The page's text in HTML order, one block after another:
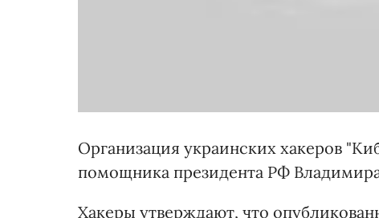
Организация украинских хакеров
помощника президента РФ
Хакеры утверждают, что